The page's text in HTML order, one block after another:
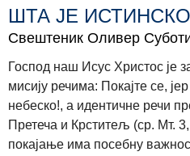
ШТА ЈЕ
Свештеник Оливер
Господ наш Исус Христос је
мисију речима: Покајте се,
небеско!, а идентичне речи
Претеча и Крститељ (ср. Мт.
покајање има посебну